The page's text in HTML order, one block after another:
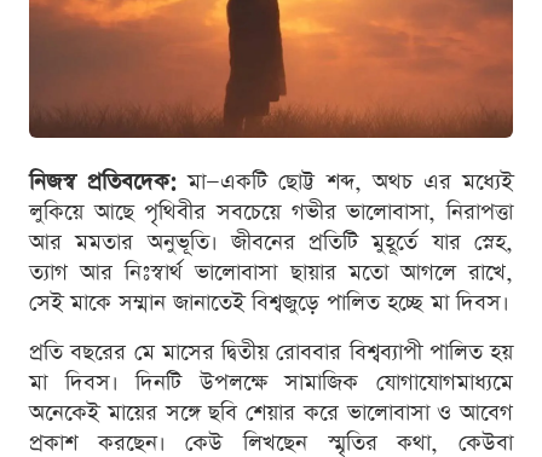
নিজস্ব প্রতিবদেক: মা—একটি ছোট্ট শব্দ, অথচ এর মধ্যেই
লুকিয়ে আছে পৃথিবীর সবচেয়ে গভীর ভালোবাসা, নিরাপত্তা
আর মমতার অনুভূতি। জীবনের প্রতিটি মুহূর্তে যার স্নেহ,
ত্যাগ আর নিঃস্বার্থ ভালোবাসা ছায়ার মতো আগলে রাখে,
সেই মাকে সম্মান জানাতেই বিশ্বজুড়ে পালিত হচ্ছে মা দিবস।
প্রতি বছরের মে মাসের দ্বিতীয় রোববার বিশ্বব্যাপী পালিত হয়
মা দিবস। দিনটি উপলক্ষে সামাজিক যোগাযোগমাধ্যমে
অনেকেই মায়ের সঙ্গে ছবি শেয়ার করে ভালোবাসা ও আবেগ
প্রকাশ করছেন। কেউ লিখছেন স্মৃতির কথা, কেউবা